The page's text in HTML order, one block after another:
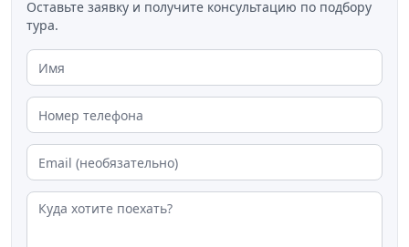
Оставьте заявку и получите консультацию по подбору
тура.